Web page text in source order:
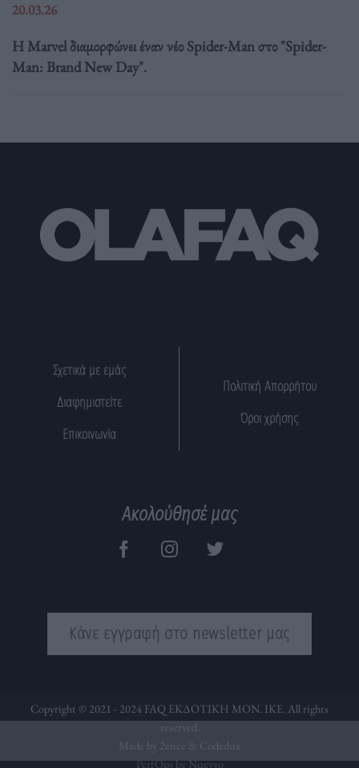
20.03.26
Η Marvel διαμορφώνει έναν νέο Spider-Man στο "Spider-
Man: Brand New Day".
Σχετικά με εμάς
Διαφημιστείτε
Επικοινωνία
Πολιτική Απορρήτου
Όροι χρήσης
Ακολούθησέ μας
Κάνε εγγραφή στο newsletter μας
Copyright © 2021 - 2024 FAQ ΕΚΔΟΤΙΚΗ ΜΟΝ. ΙΚΕ. All rights
reserved.
Made by 2ence & Codedux
PerfOps by Nuevvo